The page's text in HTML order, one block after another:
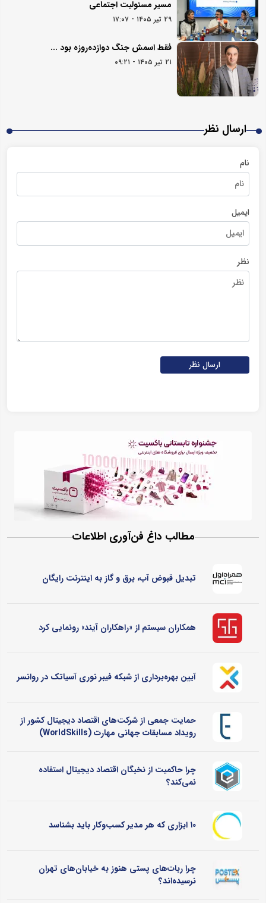
مسیر مسئولیت اجتماعی
۲۹ تیر ۱۴۰۵ - ۱۷:۰۷
فقط اسمش جنگ دوازده‌روزه بود ...
۲۱ تیر ۱۴۰۵ - ۰۹:۲۱
ارسال نظر
نام
ایمیل
نظر
ارسال نظر
مطالب داغ فن‌آوری اطلاعات
تبدیل قبوض آب، برق و گاز به اینترنت رایگان
همکاران سیستم از «راهکاران آیند» رونمایی کرد
آیین بهره‌برداری از شبکه فیبر نوری آسیاتک در روانسر
حمایت جمعی از شرکت‌های اقتصاد دیجیتال کشور از
رویداد مسابقات جهانی مهارت (WorldSkills)
چرا حاکمیت از نخبگان اقتصاد دیجیتال استفاده
نمی‌کند؟
۱۰ ابزاری که هر مدیر کسب‌وکار باید بشناسد
چرا ربات‌های پستی هنوز به خیابان‌های تهران
نرسیده‌اند؟